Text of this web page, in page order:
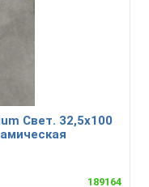
Свет. 32,5х100
189164